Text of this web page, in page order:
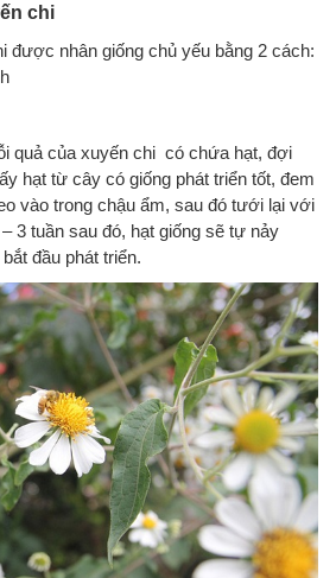
chi
được nhân giống chủ yếu bằng 2 cách:
quả của xuyến chi có chứa hạt, đợi
hạt từ cây có giống phát triển tốt, đem
vào trong chậu ẩm, sau đó tưới lại với
3 tuần sau đó, hạt giống sẽ tự nảy
đầu phát triển.